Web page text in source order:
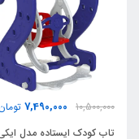
10,500,000
7,490,000
تاب کودک ایستاده مدل